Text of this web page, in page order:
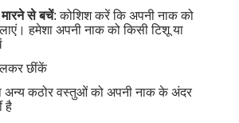
से बचें: कोशिश करें कि अपनी नाक को
हमेशा अपनी नाक को किसी टिशू या
छींकें
अन्य कठोर वस्तुओं को अपनी नाक के अंदर
है